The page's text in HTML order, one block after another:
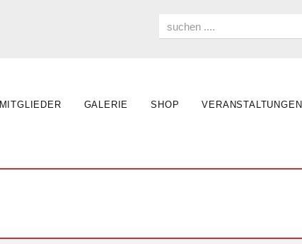
MITGLIEDER GALERIE SHOP VERANSTALTUNGEN